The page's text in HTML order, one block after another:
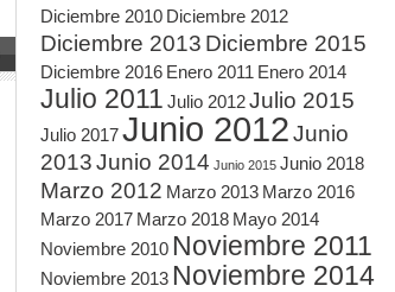
Diciembre 2010 Diciembre 2012
Diciembre 2013 Diciembre 2015
Diciembre 2016 Enero 2011 Enero 2014
Julio 2011 Julio 2012Julio 2015
Julio 2017Junio 2012Junio
2013Junio 2014 Junio 2015 Junio 2018
Marzo 2012 Marzo 2013 Marzo 2016
Marzo 2017 Marzo 2018 Mayo 2014
Noviembre 2010 Noviembre 2011
Noviembre 2013 Noviembre 2014